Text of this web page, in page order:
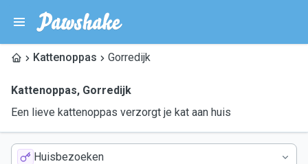
Kattenoppas Gorredijk
Kattenoppas, Gorredijk
Een lieve kattenoppas verzorgt je kat aan huis
Huisbezoeken